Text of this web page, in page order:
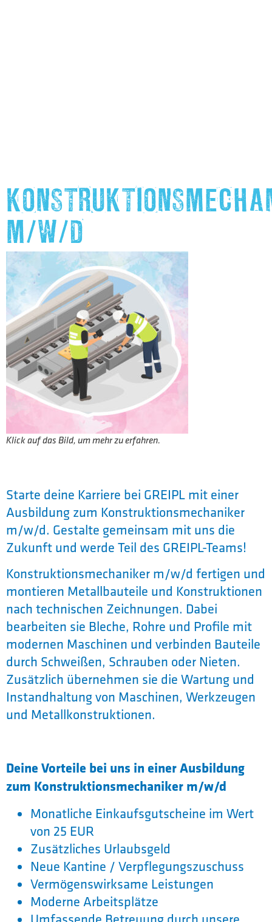
M/W/D
Klick auf das Bild, um mehr zu erfahren.
Starte deine Karriere bei GREIPL mit einer
Ausbildung zum Konstruktionsmechaniker
m/w/d. Gestalte gemeinsam mit uns die
Zukunft und werde Teil des GREIPL-Teams!
Konstruktionsmechaniker m/w/d fertigen und
montieren Metallbauteile und Konstruktionen
nach technischen Zeichnungen. Dabei
bearbeiten sie Bleche, Rohre und Profile mit
modernen Maschinen und verbinden Bauteile
durch Schweißen, Schrauben oder Nieten.
Zusätzlich übernehmen sie die Wartung und
Instandhaltung von Maschinen, Werkzeugen
und Metallkonstruktionen.
Deine Vorteile bei uns in einer Ausbildung
zum Konstruktionsmechaniker m/w/d
Monatliche Einkaufsgutscheine im Wert
von 25 EUR
Zusätzliches Urlaubsgeld
Neue Kantine / Verpflegungszuschuss
Vermögenswirksame Leistungen
Moderne Arbeitsplätze